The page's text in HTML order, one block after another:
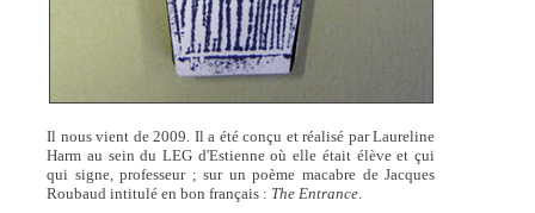
Il nous vient de 2009. Il a été conçu et réalisé par Laureline
Harm au sein du LEG d'Estienne où elle était élève et çui
qui signe, professeur ; sur un poème macabre de Jacques
Roubaud intitulé en bon français : The Entrance